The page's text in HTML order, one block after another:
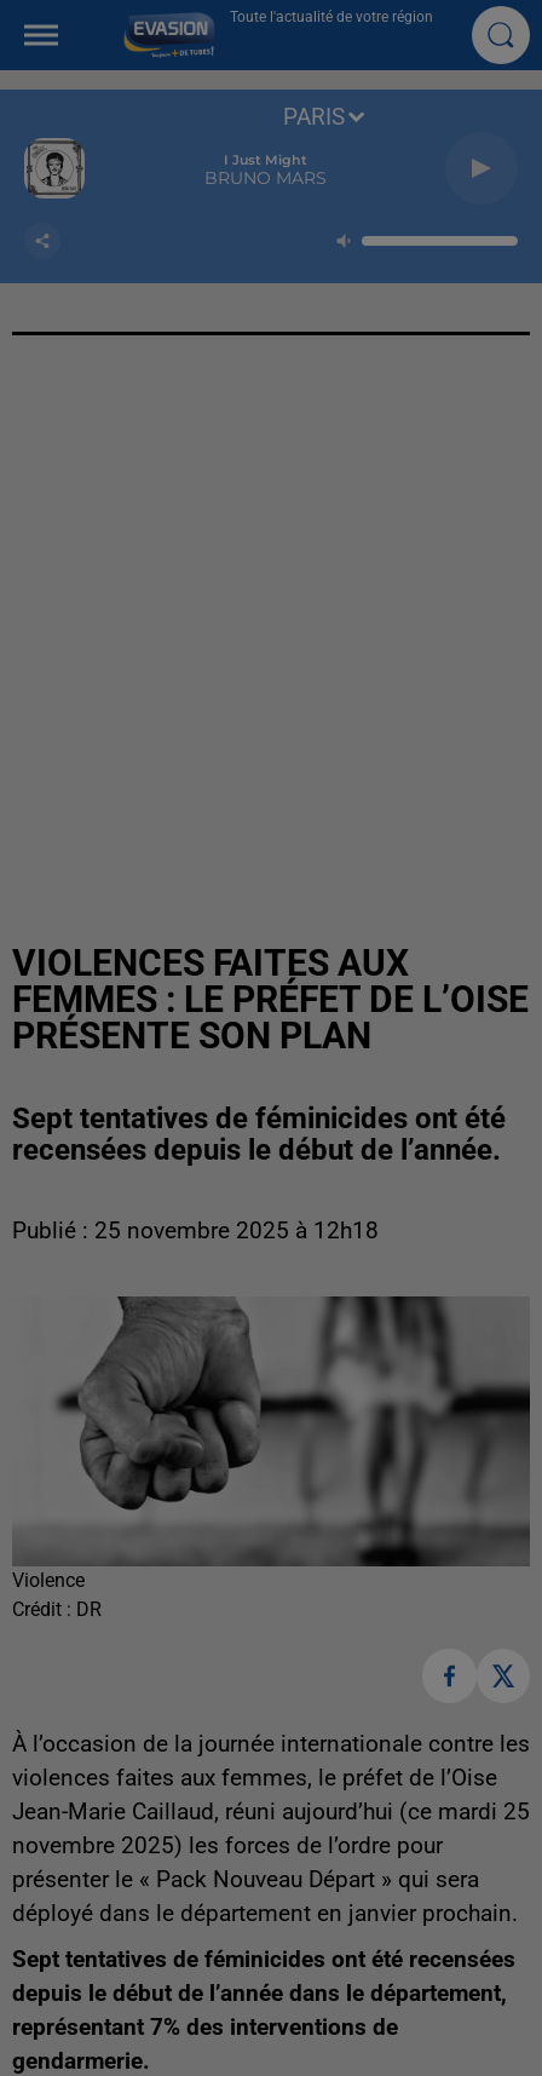
Toute l'actualité de votre région
I Just Might
BRUNO MARS
PARIS
VIOLENCES FAITES AUX
FEMMES : LE PRÉFET DE L’OISE
PRÉSENTE SON PLAN
Sept tentatives de féminicides ont été
recensées depuis le début de l’année.
Publié : 25 novembre 2025 à 12h18
Violence
Crédit : DR
À l’occasion de la journée internationale contre les
violences faites aux femmes, le préfet de l’Oise
Jean-Marie Caillaud, réuni aujourd’hui (ce mardi 25
novembre 2025) les forces de l’ordre pour
présenter le « Pack Nouveau Départ » qui sera
déployé dans le département en janvier prochain.
Sept tentatives de féminicides ont été recensées
depuis le début de l’année dans le département,
représentant 7% des interventions de
gendarmerie.